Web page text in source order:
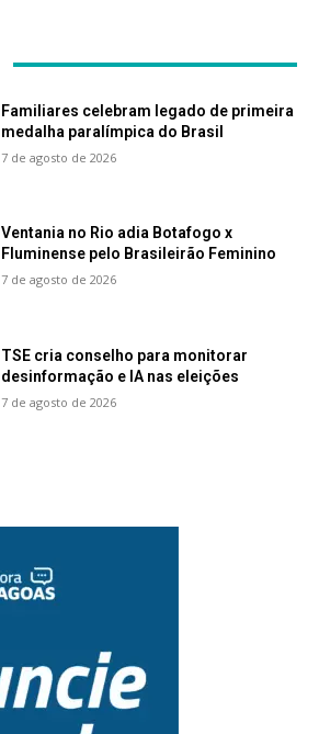
Familiares celebram legado de primeira
medalha paralímpica do Brasil
7 de agosto de 2026
Ventania no Rio adia Botafogo x
Fluminense pelo Brasileirão Feminino
7 de agosto de 2026
TSE cria conselho para monitorar
desinformação e IA nas eleições
7 de agosto de 2026